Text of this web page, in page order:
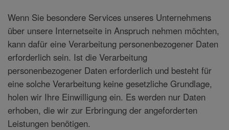
Wenn Sie besondere Services unseres Unternehmens
über unsere Internetseite in Anspruch nehmen möchten,
kann dafür eine Verarbeitung personenbezogener Daten
erforderlich sein. Ist die Verarbeitung
personenbezogener Daten erforderlich und besteht für
eine solche Verarbeitung keine gesetzliche Grundlage,
holen wir Ihre Einwilligung ein. Es werden nur Daten
erhoben, die wir zur Erbringung der angeforderten
Leistungen benötigen.